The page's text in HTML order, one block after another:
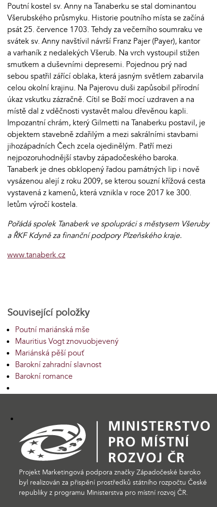
Poutní kostel sv. Anny na Tanaberku se stal dominantou
Všerubského průsmyku. Historie poutního místa se začíná
psát 25. července 1703. Tehdy za večerního soumraku ve
svátek sv. Anny navštívil návrší Franz Pajer (Payer), kantor
a varhaník z nedalekých Všerub. Na vrch vystoupil stižen
smutkem a duševními depresemi. Pojednou prý nad
sebou spatřil zářící oblaka, která jasným světlem zabarvila
celou okolní krajinu. Na Pajerovu duši zapůsobil přírodní
úkaz vskutku zázračně. Cítil se Boží mocí uzdraven a na
místě dal z vděčnosti vystavět malou dřevěnou kapli.
Impozantní chrám, který Gilmetti na Tanaberku postavil, je
objektem stavebně zdařilým a mezi sakrálními stavbami
jihozápadních Čech zcela ojedinělým. Patří mezi
nejpozoruhodnější stavby západočeského baroka.
Tanaberk je dnes obklopený řadou památných lip i nově
vysázenou alejí z roku 2009, se kterou souzní křížová cesta
vystavená z kamenů, která vznikla v roce 2017 ke 300.
letům výročí kostela.
Pořádá spolek Tanaberk ve spolupráci s městysem Všeruby
a ŘKF Kdyně za finanční podpory Plzeňského kraje.
www.tanaberk.cz
Související položky
Poutní mariánská mše
Mauritius Vogt znovuobjevený
Mariánská pěší pouť
Barokní zahradní slavnost
Barokní romance
Projekt Marketingová podpora značky Západočeské baroko
byl realizován za přispění prostředků státního rozpočtu České
republiky z programu Ministerstva pro místní rozvoj ČR.